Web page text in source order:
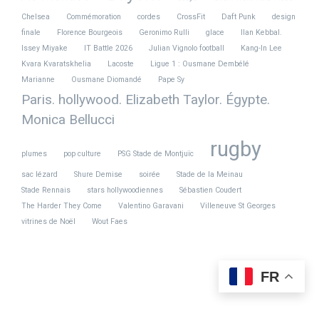
Chelsea Commémoration cordes CrossFit Daft Punk
design
finale
Florence Bourgeois Geronimo Rulli glace
Ilan Kebbal.
Issey Miyake
IT Battle 2026 Julian Vignolo football
Kang-In Lee
Kvara Kvaratskhelia
Lacoste
Ligue 1 : Ousmane Dembélé
Marianne
Ousmane Diomandé Pape Sy
Paris. hollywood. Elizabeth Taylor. Égypte.
Monica Bellucci
plumes pop culture PSG Stade de Montjuïc rugby
sac lézard Shure Demise soirée
Stade de la Meinau
Stade Rennais
stars hollywoodiennes
Sébastien Coudert
The Harder They Come
Valentino Garavani
Villeneuve St Georges
vitrines de Noël
Wout Faes
FR